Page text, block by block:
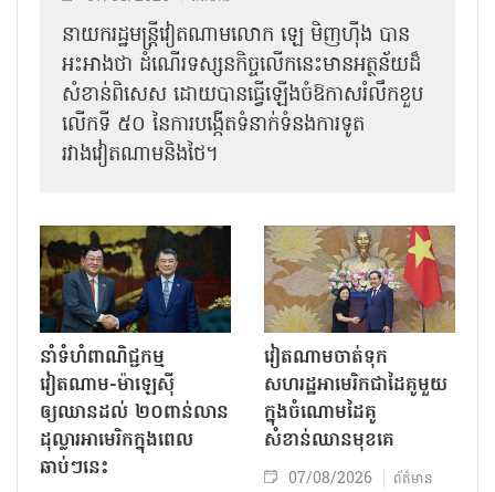
នាយករដ្ឋមន្ត្រីវៀតណាមលោក ឡេ មិញហ៊ឹង បាន
អះអាងថា ដំណើរទស្សនកិច្ចលើកនេះមានអត្ថន័យដ៏
សំខាន់ពិសេស ដោយបានធ្វើឡើងចំឱកាសរំលឹកខួប
លើកទី ៥០ នៃការបង្កើតទំនាក់ទំនងការទូត
រវាងវៀតណាមនិងថៃ។
នាំទំហំពាណិជ្ជកម្ម
វៀតណាម-ម៉ាឡេស៊ី
ឲ្យឈានដល់ ២០ពាន់លាន
ដុល្លារអាមេរិកក្នុងពេល
ឆាប់ៗនេះ
វៀតណាមចាត់ទុក
សហរដ្ឋអាមេរិកជាដៃគូមួយ
ក្នុងចំណោមដៃគូ
សំខាន់ឈានមុខគេ
07/08/2026 ព័ត៌មាន